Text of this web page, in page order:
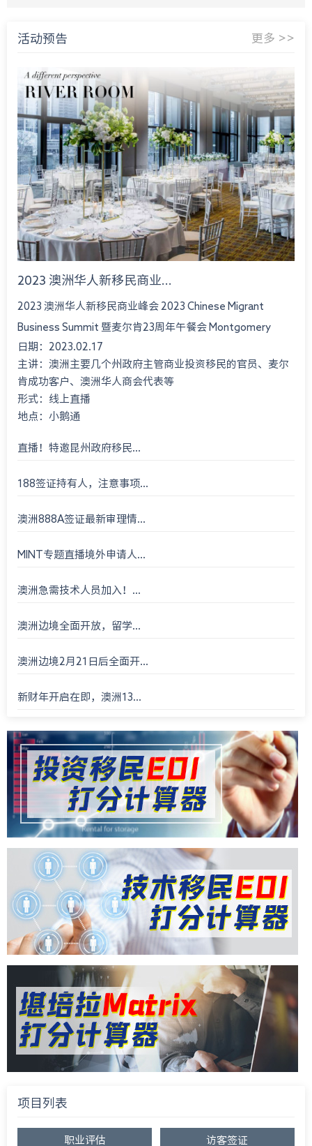
活动预告 更多 >>
2023 澳洲华人新移民商业...
2023 澳洲华人新移民商业峰会 2023 Chinese Migrant
Business Summit 暨麦尔肯23周年午餐会 Montgomery
International Consultant 23rd An...
日期：2023.02.17
主讲：澳洲主要几个州政府主管商业投资移民的官员、麦尔
肯成功客户、澳洲华人商会代表等
形式：线上直播
地点：小鹅通
直播！特邀昆州政府移民...
188签证持有人，注意事项...
澳洲888A签证最新审理情...
MINT专题直播境外申请人...
澳洲急需技术人员加入！...
澳洲边境全面开放，留学...
澳洲边境2月21日后全面开...
新财年开启在即，澳洲13...
项目列表
职业评估 访客签证